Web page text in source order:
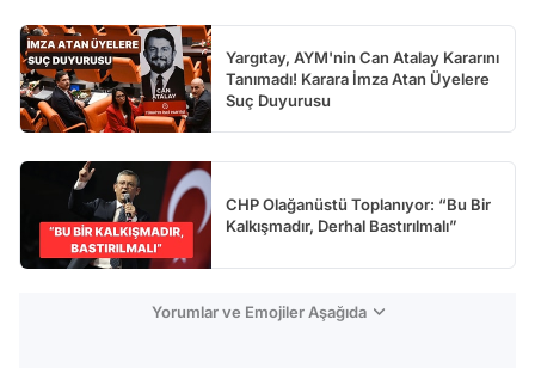
Yargıtay, AYM'nin Can Atalay Kararını
Tanımadı! Karara İmza Atan Üyelere
Suç Duyurusu
CHP Olağanüstü Toplanıyor: “Bu Bir
Kalkışmadır, Derhal Bastırılmalı”
Yorumlar ve Emojiler Aşağıda